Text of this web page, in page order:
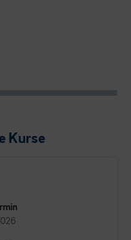
Kurse